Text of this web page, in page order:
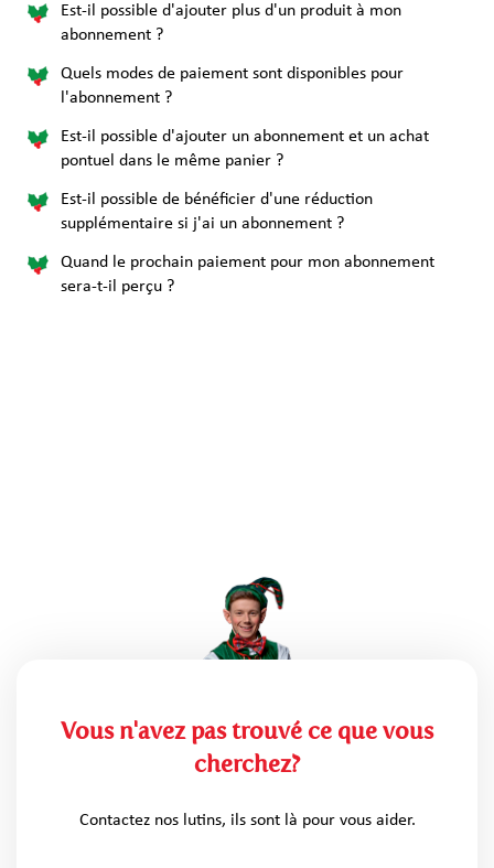
Est-il possible d'ajouter plus d'un produit à mon
abonnement ?
Quels modes de paiement sont disponibles pour
l'abonnement ?
Est-il possible d'ajouter un abonnement et un achat
pontuel dans le même panier ?
Est-il possible de bénéficier d'une réduction
supplémentaire si j'ai un abonnement ?
Quand le prochain paiement pour mon abonnement
sera-t-il perçu ?
Vous n'avez pas trouvé ce que vous
cherchez?
Contactez nos lutins, ils sont là pour vous aider.